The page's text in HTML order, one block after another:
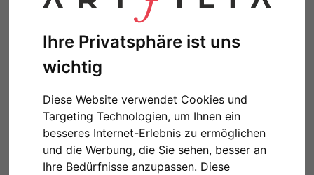
Ihre Privatsphäre ist uns
wichtig
Diese Website verwendet Cookies und
Targeting Technologien, um Ihnen ein
besseres Internet-Erlebnis zu ermöglichen
und die Werbung, die Sie sehen, besser an
Ihre Bedürfnisse anzupassen. Diese